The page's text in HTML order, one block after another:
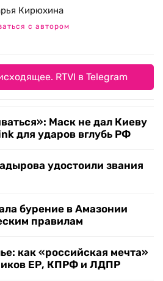
Кирюхина
с автором
RTVI в Telegram
Маск не дал Киеву
для ударов вглубь РФ
удостоили звания
бурение в Амазонии
правилам
как «российская мечта»
ЕР, КПРФ и ЛДПР